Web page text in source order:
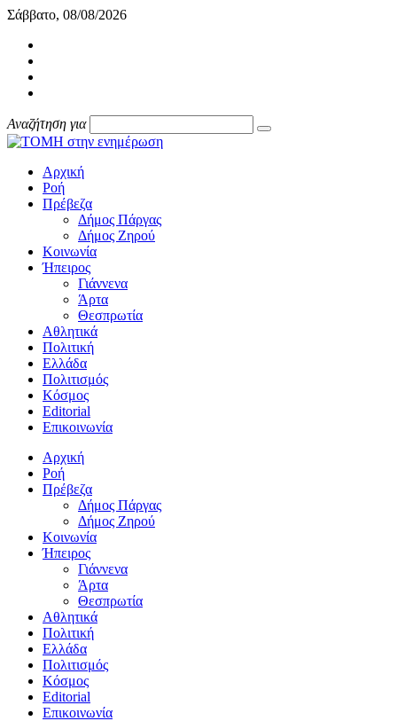
Σάββατο, 08/08/2026
Αναζήτηση για
Αρχική
Ροή
Πρέβεζα
Δήμος Πάργας
Δήμος Ζηρού
Κοινωνία
Ήπειρος
Γιάννενα
Άρτα
Θεσπρωτία
Αθλητικά
Πολιτική
Ελλάδα
Πολιτισμός
Κόσμος
Editorial
Επικοινωνία
Αρχική
Ροή
Πρέβεζα
Δήμος Πάργας
Δήμος Ζηρού
Κοινωνία
Ήπειρος
Γιάννενα
Άρτα
Θεσπρωτία
Αθλητικά
Πολιτική
Ελλάδα
Πολιτισμός
Κόσμος
Editorial
Επικοινωνία